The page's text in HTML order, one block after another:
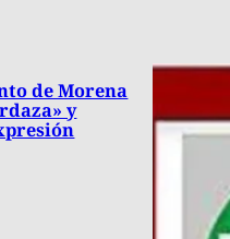
de Morena
y